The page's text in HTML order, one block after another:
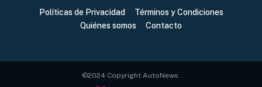
Políticas de Privacidad
Términos y Condiciones
Quiénes somos
Contacto
©2024 Copyright AutoNews.